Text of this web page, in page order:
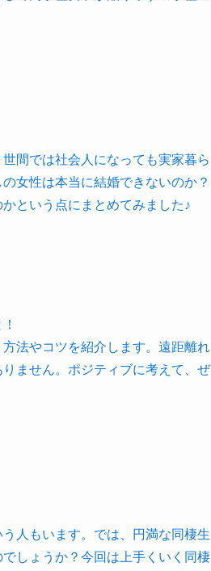
間では社会人になっても実家暮ら
女性は本当に結婚できないのか？
という点にまとめてみました♪
法やコツを紹介します。遠距離れ
ません。ポジティブに考えて、ぜ
人もいます。では、円満な同棲生
しょうか？今回は上手くいく同棲